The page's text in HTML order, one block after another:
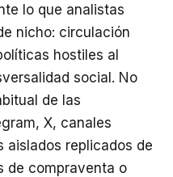
lo que analistas
nicho: circulación
hostiles al
social. No
de las
X, canales
aislados replicados de
de compraventa o